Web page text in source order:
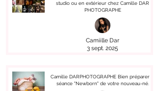
studio ou en extérieur chez Camille DAR
PHOTOGRAPHE
Camiille Dar
3 sept. 2025
Camille DARPHOTOGRAPHE Bien préparer la
séance "Newborn" de votre nouveau-né.